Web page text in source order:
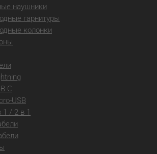
наушники
гарнитуры
колонки
C
USB
1 / 2 в 1